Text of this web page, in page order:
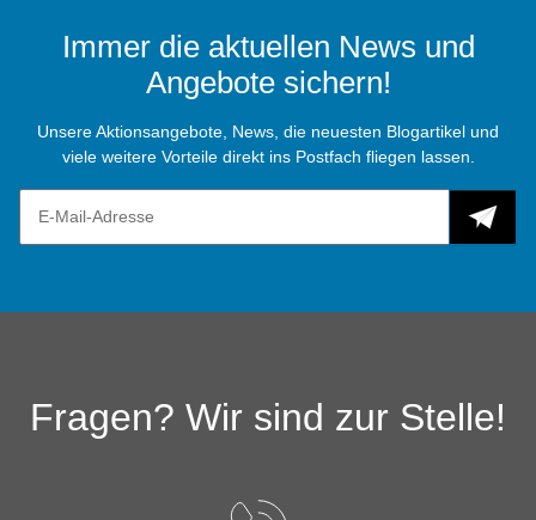
Immer die aktuellen News und
Angebote sichern!
Unsere Aktionsangebote, News, die neuesten Blogartikel und
viele weitere Vorteile direkt ins Postfach fliegen lassen.
Fragen? Wir sind zur Stelle!